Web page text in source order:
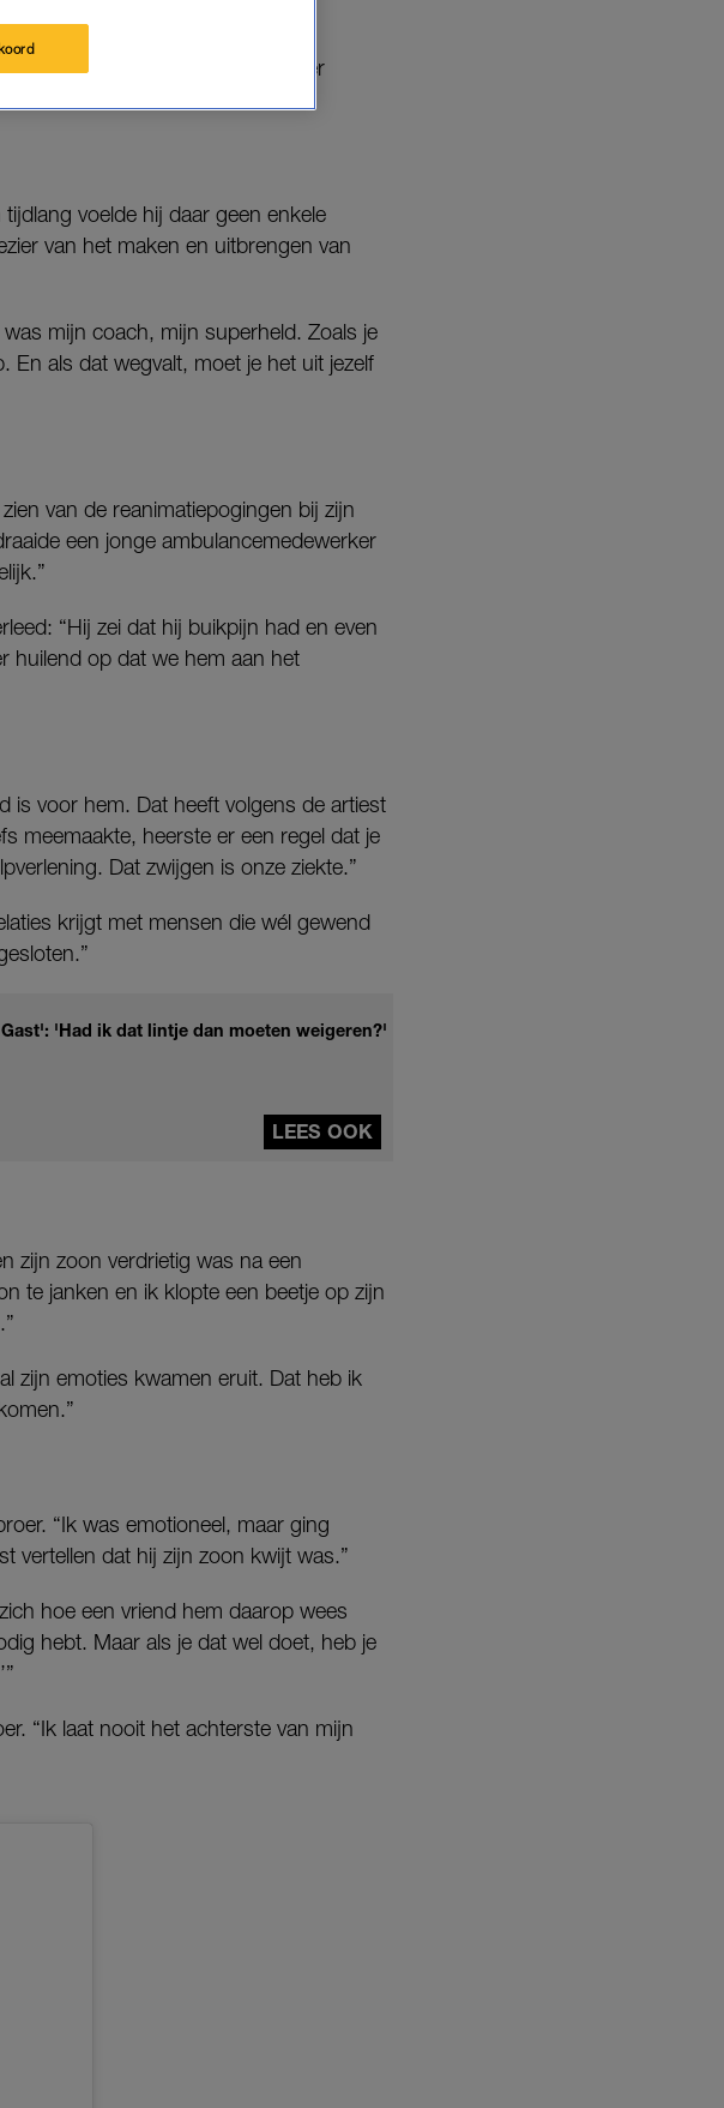
en het verlies van zijn broer
voelde hij daar geen enkele
van het maken en uitbrengen van
mijn coach, mijn superheld. Zoals je
En als dat wegvalt, moet je het uit jezelf
van de reanimatiepogingen bij zijn
een jonge ambulancemedewerker
“Hij zei dat hij buikpijn had en even
huilend op dat we hem aan het
is voor hem. Dat heeft volgens de artiest
meemaakte, heerste er een regel dat je
Dat zwijgen is onze ziekte.”
krijgt met mensen die wél gewend
'Had ik dat lintje dan moeten weigeren?'
LEES OOK
zijn zoon verdrietig was na een
te janken en ik klopte een beetje op zijn
zijn emoties kwamen eruit. Dat heb ik
“Ik was emotioneel, maar ging
vertellen dat hij zijn zoon kwijt was.”
hoe een vriend hem daarop wees
hebt. Maar als je dat wel doet, heb je
“Ik laat nooit het achterste van mijn